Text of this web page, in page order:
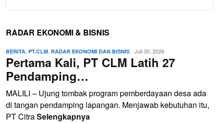
RADAR EKONOMI & BISNIS
BERITA, PT.CLM, RADAR EKONOMI DAN BISNIS Juli 30, 2026
Pertama Kali, PT CLM Latih 27
Pendamping…
MALILI – Ujung tombak program pemberdayaan desa ada
di tangan pendamping lapangan. Menjawab kebutuhan itu,
PT CitraSelengkapnya